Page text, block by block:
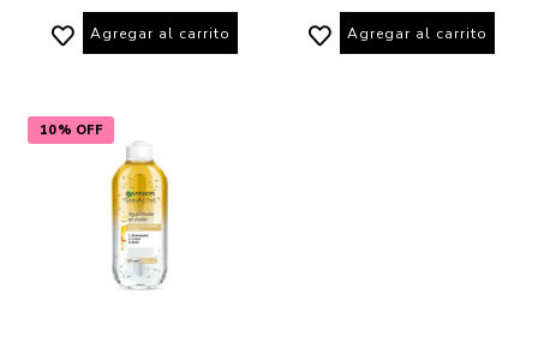
Agregar al carrito Agregar al carrito
10% OFF